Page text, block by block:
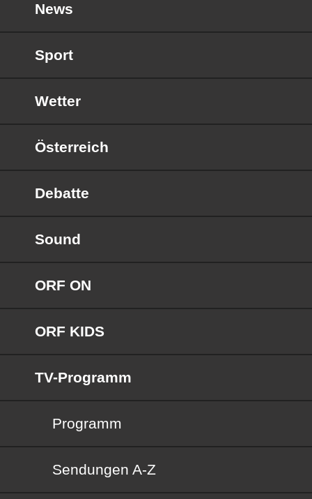
News
Sport
Wetter
Österreich
Debatte
Sound
ORF ON
ORF KIDS
TV-Programm
Programm
Sendungen von A bis Z
Sendungen A-Z